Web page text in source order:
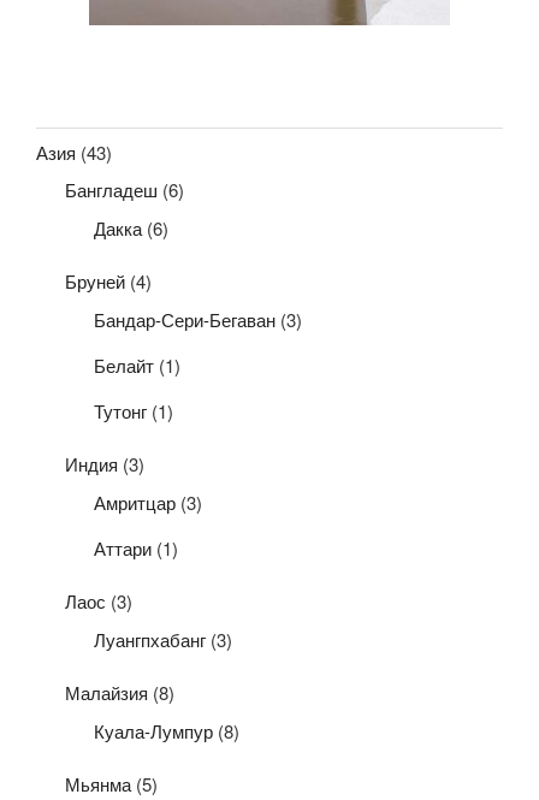
Азия (43)
Бангладеш (6)
Дакка (6)
Бруней (4)
Бандар-Сери-Бегаван (3)
Белайт (1)
Тутонг (1)
Индия (3)
Амритцар (3)
Аттари (1)
Лаос (3)
Луангпхабанг (3)
Малайзия (8)
Куала-Лумпур (8)
Мьянма(5)